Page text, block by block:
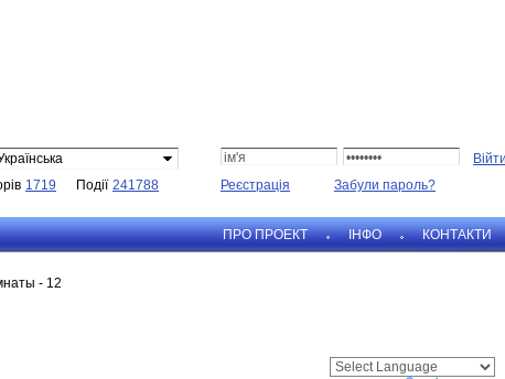
1719 Події 241788 Реєстрація Забули пароль?
ПРО ПРОЕКТ IНФО КОНТАКТИ
- 12